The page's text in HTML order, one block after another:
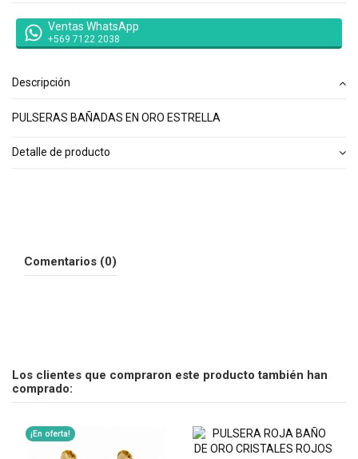
Ventas WhatsApp
+569 7122 2038
Descripción
PULSERAS BAÑADAS EN ORO ESTRELLA
Detalle de producto
Comentarios (0)
Los clientes que compraron este producto también han
comprado:
¡En oferta!